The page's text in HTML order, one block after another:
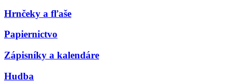
Hrnčeky a fľaše
Papiernictvo
Zápisníky a kalendáre
Hudba